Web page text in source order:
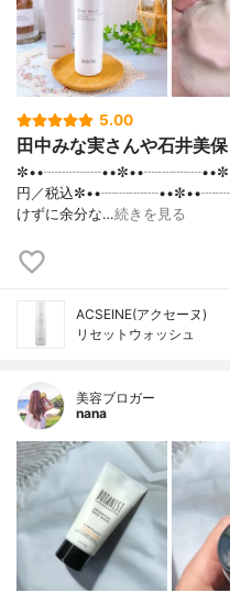
5.00
田中みな実さんや石井美
✼••┈┈┈┈••✼••┈┈┈┈••✼ア
円／税込
けずに余分な…続きを見る
ACSEINE(アクセーヌ)
リセットウォッシュ
美容ブロガー
nana